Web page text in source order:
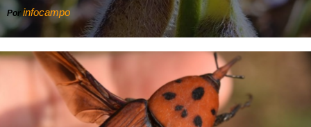
Por infocampo